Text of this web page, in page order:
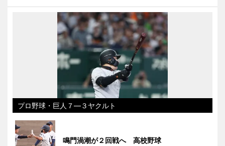
プロ野球・巨人７―３ヤクルト
鳴門渦潮が２回戦へ 高校野球